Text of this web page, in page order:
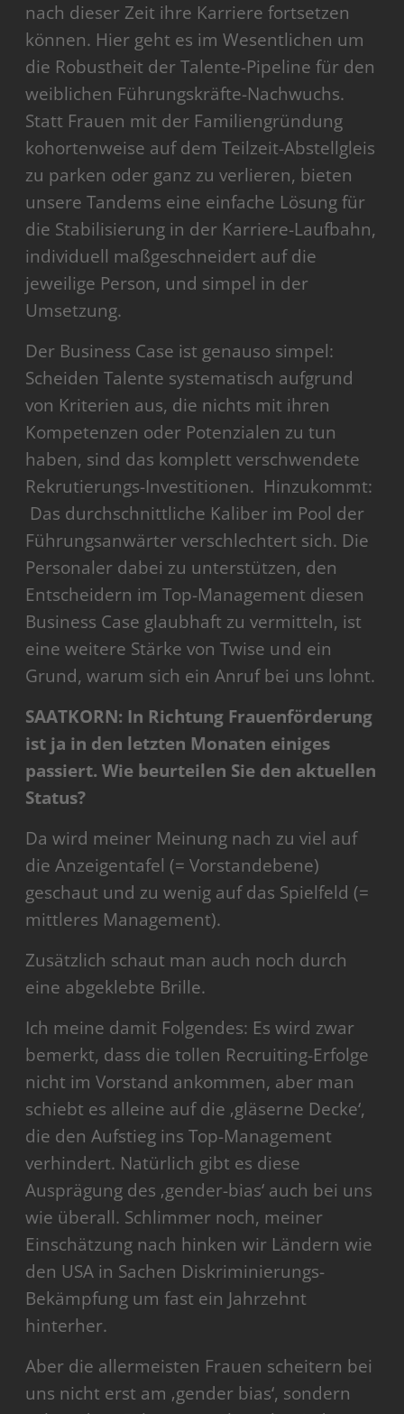
nach dieser Zeit ihre Karriere fortsetzen
können. Hier geht es im Wesentlichen um
die Robustheit der Talente-Pipeline für den
weiblichen Führungskräfte-Nachwuchs.
Statt Frauen mit der Familiengründung
kohortenweise auf dem Teilzeit-Abstellgleis
zu parken oder ganz zu verlieren, bieten
unsere Tandems eine einfache Lösung für
die Stabilisierung in der Karriere-Laufbahn,
individuell maßgeschneidert auf die
jeweilige Person, und simpel in der
Umsetzung.
Der Business Case ist genauso simpel:
Scheiden Talente systematisch aufgrund
von Kriterien aus, die nichts mit ihren
Kompetenzen oder Potenzialen zu tun
haben, sind das komplett verschwendete
Rekrutierungs-Investitionen. Hinzukommt:
Das durchschnittliche Kaliber im Pool der
Führungsanwärter verschlechtert sich. Die
Personaler dabei zu unterstützen, den
Entscheidern im Top-Management diesen
Business Case glaubhaft zu vermitteln, ist
eine weitere Stärke von Twise und ein
Grund, warum sich ein Anruf bei uns lohnt.
SAATKORN: In Richtung Frauenförderung
ist ja in den letzten Monaten einiges
passiert. Wie beurteilen Sie den aktuellen
Status?
Da wird meiner Meinung nach zu viel auf
die Anzeigentafel (= Vorstandebene)
geschaut und zu wenig auf das Spielfeld (=
mittleres Management).
Zusätzlich schaut man auch noch durch
eine abgeklebte Brille.
Ich meine damit Folgendes: Es wird zwar
bemerkt, dass die tollen Recruiting-Erfolge
nicht im Vorstand ankommen, aber man
schiebt es alleine auf die ‚gläserne Decke‘,
die den Aufstieg ins Top-Management
verhindert. Natürlich gibt es diese
Ausprägung des ‚gender-bias‘ auch bei uns
wie überall. Schlimmer noch, meiner
Einschätzung nach hinken wir Ländern wie
den USA in Sachen Diskriminierungs-
Bekämpfung um fast ein Jahrzehnt
hinterher.
Aber die allermeisten Frauen scheitern bei
uns nicht erst am ‚gender bias‘, sondern